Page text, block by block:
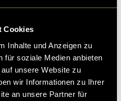
Cookies
Inhalte und Anzeigen zu
für soziale Medien anbieten
unsere Website zu
wir Informationen zu Ihrer
an unsere Partner für